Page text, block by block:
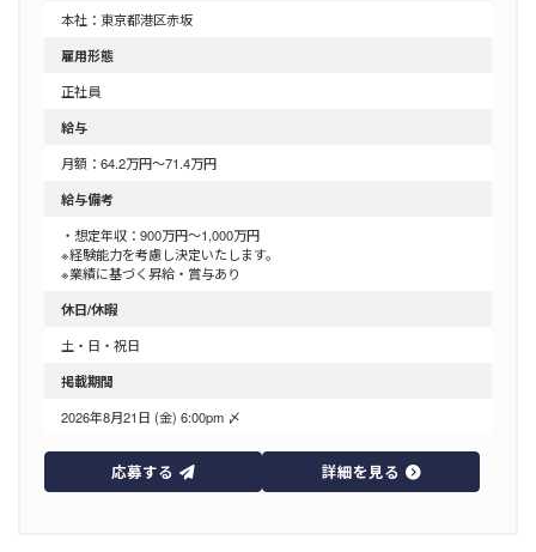
本社：東京都港区赤坂
雇用形態
正社員
給与
月額：64.2万円～71.4万円
給与備考
・想定年収：900万円～1,000万円
※経験能力を考慮し決定いたします。
※業績に基づく昇給・賞与あり
休日/休暇
土・日・祝日
掲載期間
2026年8月21日 (金) 6:00pm 〆
応募する 詳細を見る